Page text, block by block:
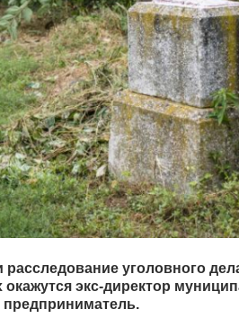
уголовного
экс-директор
предприниматель.